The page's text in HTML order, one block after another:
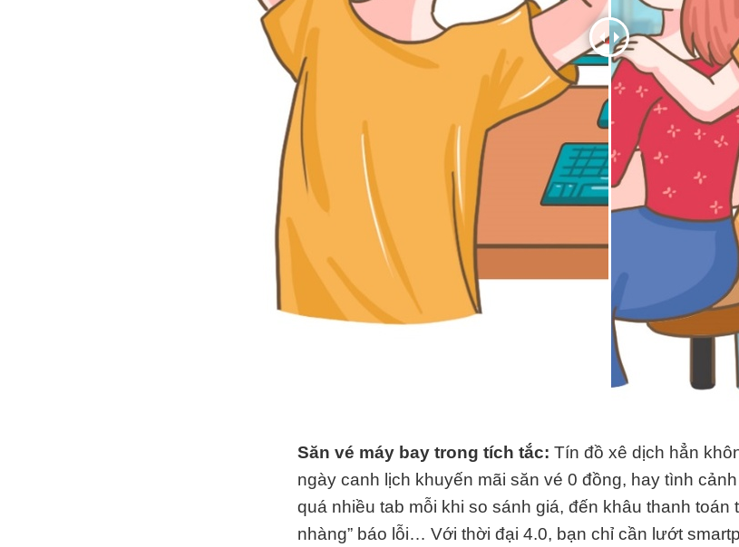
Săn vé máy bay trong tích tắc: Tín đồ xê dịch hẳn
ngày canh lịch khuyến mãi săn vé 0 đồng, hay tình
quá nhiều tab mỗi khi so sánh giá, đến khâu thanh toán
nhàng” báo lỗi… Với thời đại 4.0, bạn chỉ cần lướt